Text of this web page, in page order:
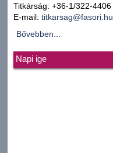
Titkárság: +36-1/322-4406
E-mail: titkarsag@fasori.hu
Bővebben...
Napi ige